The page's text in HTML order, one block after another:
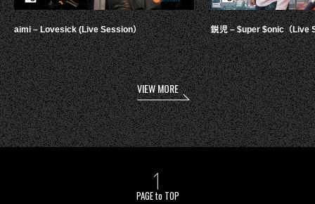
aimi – Lovesick (Live Session） 鋭児 – $uper $onic（Live
VIEW MORE
PAGE to TOP